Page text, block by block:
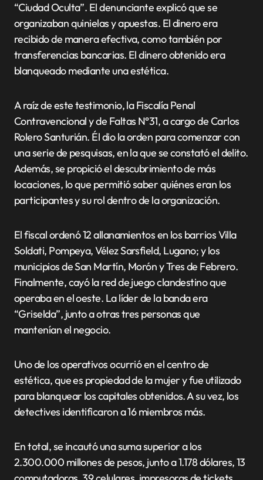
“Ciudad Oculta”. El denunciante explicó que se
organizaban quinielas y apuestas. El dinero era
recibido de manera efectiva, como también por
transferencias bancarias. El dinero obtenido era
blanqueado mediante una estética.
A raíz de este testimonio, la Fiscalía Penal
Contravencional y de Faltas N°31, a cargo de Carlos
Rolero Santurián. Él dio la orden para comenzar con
una serie de pesquisas, en la que se constató el delito.
Además, se propició el descubrimiento de más
locaciones, lo que permitió saber quiénes eran los
participantes y su rol dentro de la organización.
El fiscal ordenó 12 allanamientos en los barrios Villa
Soldati, Pompeya, Vélez Sarsfield, Lugano; y los
municipios de San Martín, Morón y Tres de Febrero.
Finalmente, cayó la red de juego clandestino que
operaba en el oeste. La líder de la banda era
“Griselda”, junto a otras tres personas que
mantenían el negocio.
Uno de los operativos ocurrió en el centro de
estética, que es propiedad de la mujer y fue utilizado
para blanquear los capitales obtenidos. A su vez, los
detectives identificaron a 16 miembros más.
En total, se incautó una suma superior a los
2.300.000 millones de pesos, junto a 1.178 dólares, 13